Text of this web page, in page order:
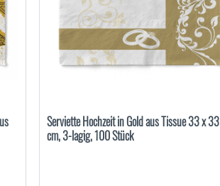
Serviette Hochzeit in Gold aus Tissue 33 x 33
cm, 3-lagig, 100 Stück